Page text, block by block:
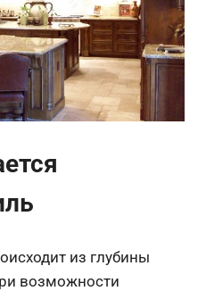
из глубины
возможности